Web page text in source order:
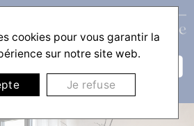
☰
cookies pour vous garantir la
sur notre site web.
Je refuse